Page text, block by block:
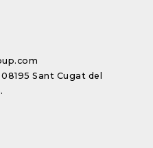
Sant Cugat del